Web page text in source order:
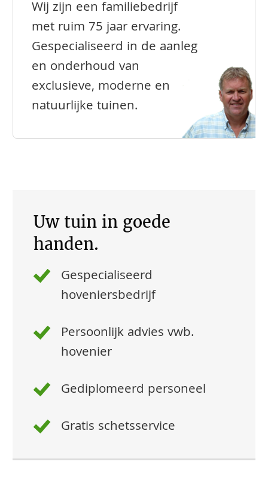
Wij zijn een familiebedrijf
met ruim 75 jaar ervaring.
Gespecialiseerd in de aanleg
en onderhoud van
exclusieve, moderne en
natuurlijke tuinen.
Uw tuin in goede
handen.
Gespecialiseerd
hoveniersbedrijf
Persoonlijk advies vwb.
hovenier
Gediplomeerd personeel
Gratis schetsservice